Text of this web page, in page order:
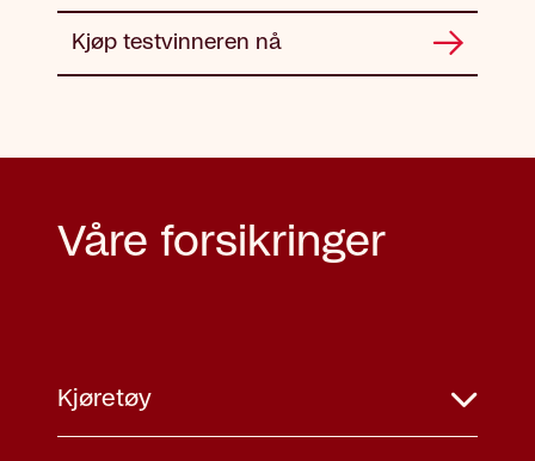
Kjøp testvinneren nå
Våre forsikringer
Kjøretøy